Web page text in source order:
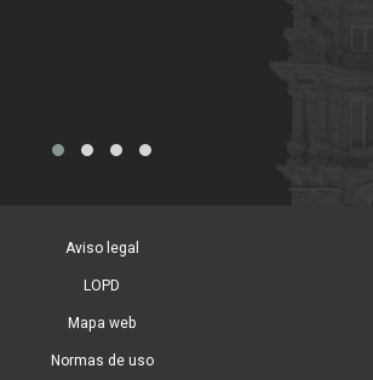
Aviso legal
LOPD
Mapa web
Normas de uso